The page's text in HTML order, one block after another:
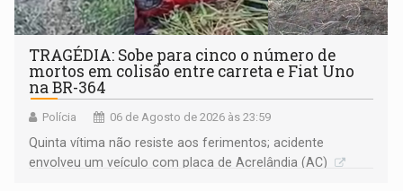
TRAGÉDIA: Sobe para cinco o número de
mortos em colisão entre carreta e Fiat Uno
na BR-364
Polícia 06 de Agosto de 2026 às 23:59
Quinta vítima não resiste aos ferimentos; acidente
envolveu um veículo com placa de Acrelândia (AC)